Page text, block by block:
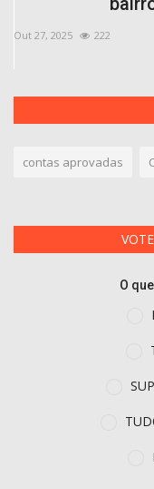
Out 27, 2025 222
contas aprovadas
O